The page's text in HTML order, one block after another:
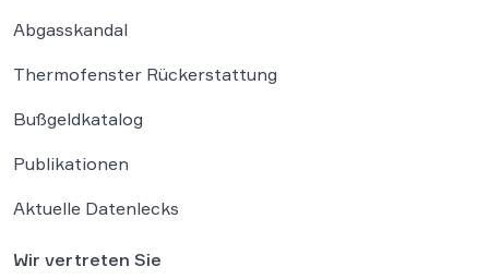
Abgasskandal
Thermofenster Rückerstattung
Bußgeldkatalog
Publikationen
Aktuelle Datenlecks
Wir vertreten Sie